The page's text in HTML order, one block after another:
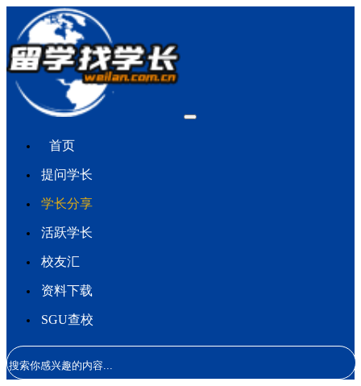
首页
提问学长
学长分享
活跃学长
校友汇
资料下载
SGU查校